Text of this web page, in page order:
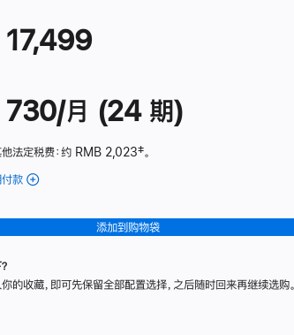
17,499
730/月 (24 期)
法定税费：约 RMB 2,023脚
‡。
款 (Studio
-
纳
理
添加到购物袋
的收藏，即可先保留全部配置选择，之后随时回来再继续选购。